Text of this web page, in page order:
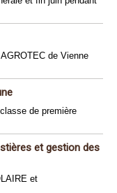
de Vienne
de première
et gestion des
et